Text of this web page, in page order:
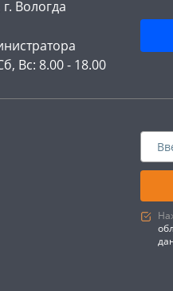
Вологда
Вс: 8.00 - 18.00